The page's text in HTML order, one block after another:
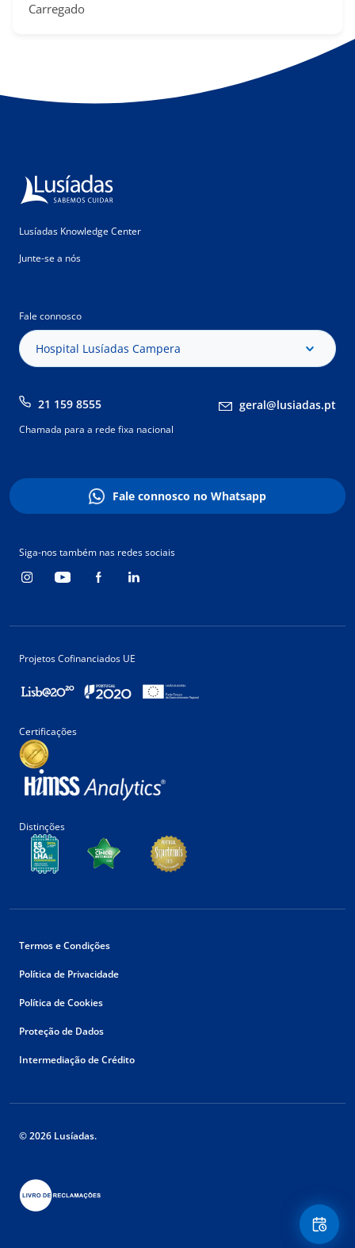
Carregado
Lusíadas Knowledge Center
Junte-se a nós
Fale connosco
Hospital Lusíadas Campera
21 159 8555 geral@lusiadas.pt
Chamada para a rede fixa nacional
Fale connosco no Whatsapp
Siga-nos também nas redes sociais
Projetos Cofinanciados UE
Certificações
Distinções
Termos e Condições
Política de Privacidade
Política de Cookies
Proteção de Dados
Intermediação de Crédito
© 2026 Lusíadas.
Floating
Contact
Button